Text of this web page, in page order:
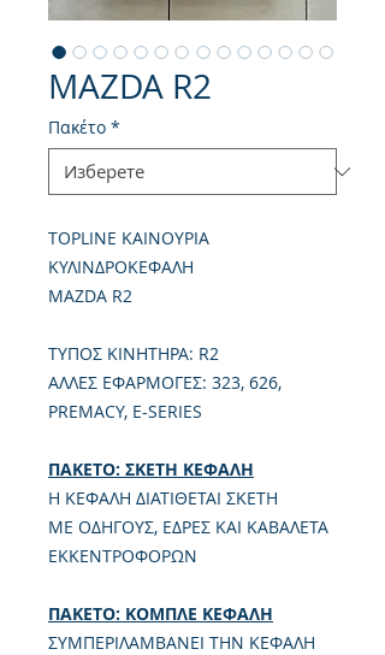
MAZDA R2
Πακέτο *
TOPLINE ΚΑΙΝΟΥΡΙΑ
ΚΥΛΙΝΔΡΟΚΕΦΑΛΗ
MAZDA R2
TΥΠΟΣ ΚΙΝΗΤΗΡΑ: R2
ΑΛΛΕΣ ΕΦΑΡΜΟΓΕΣ: 323, 626,
PREMACY, E-SERIES
ΠΑΚΕΤΟ: ΣΚΕΤΗ ΚΕΦΑΛΗ
Η ΚΕΦΑΛΗ ΔΙΑΤΙΘΕΤΑΙ ΣΚΕΤΗ
ΜΕ ΟΔΗΓΟΥΣ, ΕΔΡΕΣ ΚΑΙ ΚΑΒΑΛΕΤΑ
ΕΚΚΕΝΤΡΟΦΟΡΩΝ
ΠΑΚΕΤΟ: ΚΟΜΠΛΕ ΚΕΦΑΛΗ
ΣΥΜΠΕΡΙΛΑΜΒΑΝΕΙ ΤΗΝ ΚΕΦΑΛΗ